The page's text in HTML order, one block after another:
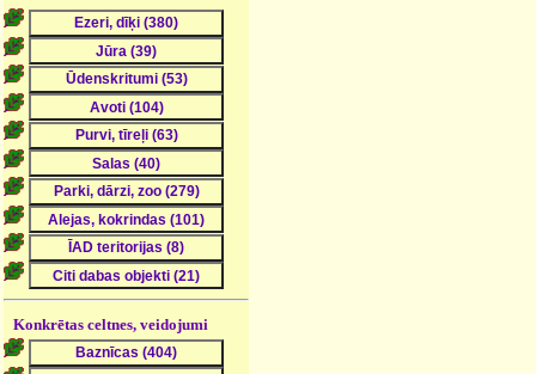
Konkrētas celtnes, veidojumi